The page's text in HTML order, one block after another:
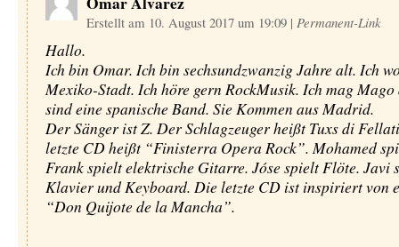
Erstellt am 10. August 2017 um 19:09 | Permanent-Link
Hallo.
Ich bin Omar. Ich bin sechsundzwanzig Jahre alt. Ich
Mexiko-Stadt. Ich höre gern RockMusik. Ich mag Mago
sind eine spanische Band. Sie Kommen aus Madrid.
Der Sänger ist Z. Der Schlagzeuger heißt Tuxs di
letzte CD heißt “Finisterra Opera Rock”. Mohamed
Frank spielt elektrische Gitarre. Jóse spielt Flöte. Javi
Klavier und Keyboard. Die letzte CD ist inspiriert von
“Don Quijote de la Mancha”.